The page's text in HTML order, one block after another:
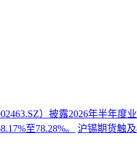
）披露2026年半年度
至78.28%。
沪锡期货触